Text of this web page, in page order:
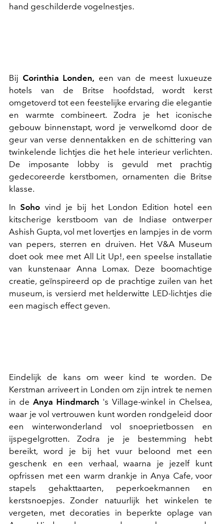
hand geschilderde vogelnestjes.
Bij Corinthia Londen, een van de meest luxueuze
hotels van de Britse hoofdstad, wordt kerst
omgetoverd tot een feestelijke ervaring die elegantie
en warmte combineert. Zodra je het iconische
gebouw binnenstapt, word je verwelkomd door de
geur van verse dennentakken en de schittering van
twinkelende lichtjes die het hele interieur verlichten.
De imposante lobby is gevuld met prachtig
gedecoreerde kerstbomen, ornamenten die Britse
klasse.
InSoho vind je bij het London Edition hotel een
kitscherige kerstboom van de Indiase ontwerper
Ashish Gupta, vol met lovertjes en lampjes in de vorm
van pepers, sterren en druiven. Het V&A Museum
doet ook mee met All Lit Up!, een speelse installatie
van kunstenaar Anna Lomax. Deze boomachtige
creatie, geïnspireerd op de prachtige zuilen van het
museum, is versierd met helderwitte LED-lichtjes die
een magisch effect geven.
Eindelijk de kans om weer kind te worden. De
Kerstman arriveert in Londen om zijn intrek te nemen
in de Anya Hindmarch 's Village-winkel in Chelsea,
waar je vol vertrouwen kunt worden rondgeleid door
een winterwonderland vol snoeprietbossen en
ijspegelgrotten. Zodra je je bestemming hebt
bereikt, word je bij het vuur beloond met een
geschenk en een verhaal, waarna je jezelf kunt
opfrissen met een warm drankje in Anya Cafe, voor
stapels gehakttaarten, peperkoekmannen en
kerstsnoepjes. Zonder natuurlijk het winkelen te
vergeten, met decoraties in beperkte oplage van